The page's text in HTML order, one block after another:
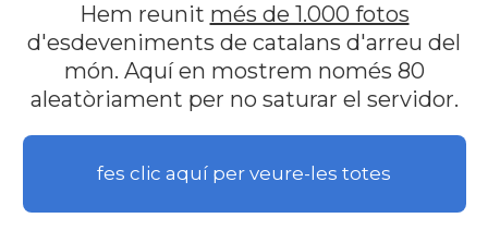
Hem reunit més de 1.000 fotos
d'esdeveniments de catalans d'arreu del
món. Aquí en mostrem només 80
aleatòriament per no saturar el servidor.
fes clic aquí per veure-les totes